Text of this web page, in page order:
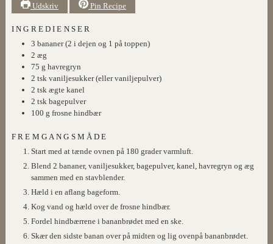
Udskriv Pin Recipe
INGREDIENSER
3 bananer (2 i dejen og 1 på toppen)
2 æg
75 g havregryn
2 tsk vaniljesukker (eller vaniljepulver)
2 tsk ægte kanel
2 tsk bagepulver
100 g frosne hindbær
FREMGANGSMÅDE
Start med at tænde ovnen på 180 grader varmluft.
Blend 2 bananer, vaniljesukker, bagepulver, kanel, havregryn og æg
sammen med en stavblender.
Hæld i en aflang bageform.
Kog vand og hæld over de frosne hindbær.
Fordel hindbærrene i bananbrødet med en ske.
Skær den sidste banan over på midten og lig ovenpå bananbrødet.